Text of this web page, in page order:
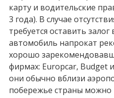
карту и водительские
3 года). В случае
требуется оставить
автомобиль напрокат
хорошо
фирмах: Europcar, Budget
они обычно вблизи
побережье страны можно